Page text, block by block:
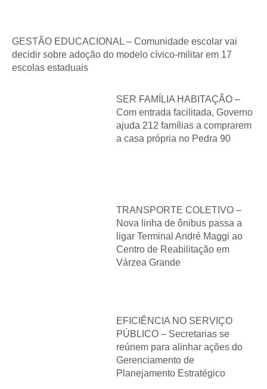
GESTÃO EDUCACIONAL – Comunidade escolar vai
decidir sobre adoção do modelo cívico-militar em 17
escolas estaduais
SER FAMÍLIA HABITAÇÃO –
Com entrada facilitada, Governo
ajuda 212 famílias a comprarem
a casa própria no Pedra 90
TRANSPORTE COLETIVO –
Nova linha de ônibus passa a
ligar Terminal André Maggi ao
Centro de Reabilitação em
Várzea Grande
EFICIÊNCIA NO SERVIÇO
PÚBLICO – Secretarias se
reúnem para alinhar ações do
Gerenciamento de
Planejamento Estratégico